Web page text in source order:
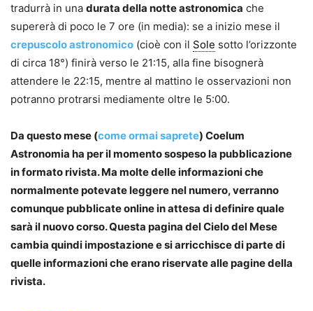
tradurrà in una durata della notte astronomica che
supererà di poco le 7 ore (in media): se a inizio mese il
crepuscolo astronomico (cioè con il Sole sotto l’orizzonte
di circa 18°) finirà verso le 21:15, alla fine bisognerà
attendere le 22:15, mentre al mattino le osservazioni non
potranno protrarsi mediamente oltre le 5:00.
Da questo mese (come ormai saprete) Coelum
Astronomia ha per il momento sospeso la pubblicazione
in formato rivista. Ma molte delle informazioni che
normalmente potevate leggere nel numero, verranno
comunque pubblicate online in attesa di definire quale
sarà il nuovo corso. Questa pagina del Cielo del Mese
cambia quindi impostazione e si arricchisce di parte di
quelle informazioni che erano riservate alle pagine della
rivista.